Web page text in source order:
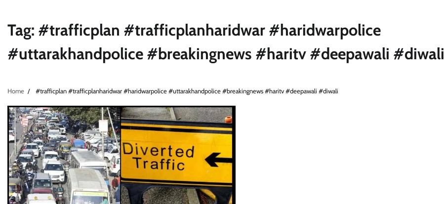
Tag: #trafficplan #trafficplanharidwar #haridwarpolice
#uttarakhandpolice #breakingnews #haritv #deepawali #diwali
Home #trafficplan #trafficplanharidwar #haridwarpolice #uttarakhandpolice #breakingnews #haritv #deepawali #diwali